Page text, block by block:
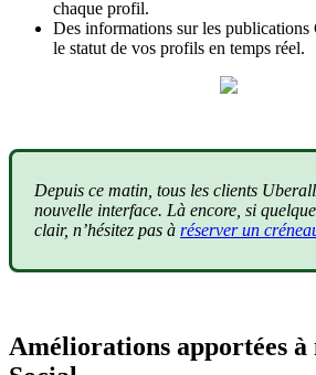
chaque profil.
Des informations sur les
le statut de vos profils en temps réel.
Depuis ce matin, tous les clients
nouvelle interface. Là encore, si quelque
clair, n’hésitez pas à réserver un
Améliorations apportées à